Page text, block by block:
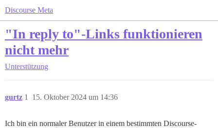
Discourse Meta
"In reply to"-Links funktionieren
nicht mehr
Unterstützung
gurtz 15. Oktober 2024 um 14:36
1
Ich bin ein normaler Benutzer in einem bestimmten Discourse-